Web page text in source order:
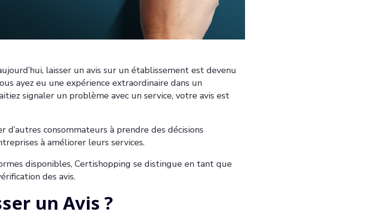
laisser un avis sur un établissement est devenu
ayez eu une expérience extraordinaire dans un
signaler un problème avec un service, votre avis est
d’autres consommateurs à prendre des décisions
à améliorer leurs services.
disponibles, Certishopping se distingue en tant que
des avis.
un Avis ?